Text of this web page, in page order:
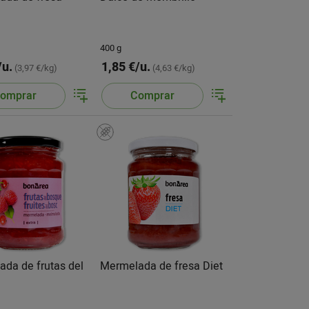
(3,97 €/kg)
400 g
1,85 €/u. (4,63 €/kg)
Comprar
de frutas del Mermelada de fresa Diet